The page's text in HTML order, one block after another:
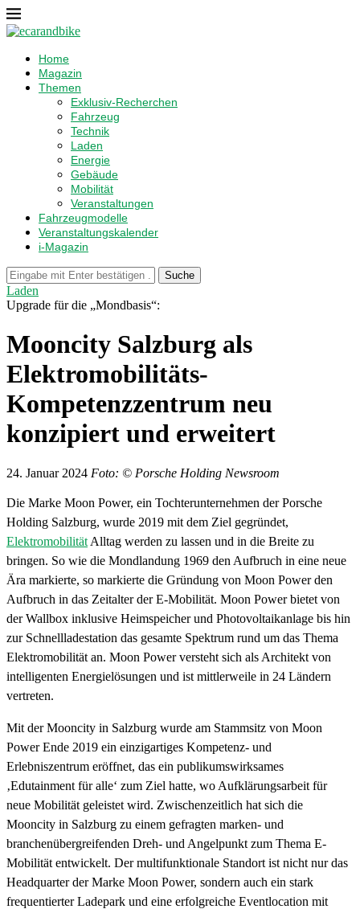
Home
Magazin
Themen
Exklusiv-Recherchen
Fahrzeug
Technik
Laden
Energie
Gebäude
Mobilität
Veranstaltungen
Fahrzeugmodelle
Veranstaltungskalender
i-Magazin
Suche
Laden
Upgrade für die „Mondbasis“:
Mooncity Salzburg als
Elektromobilitäts-
Kompetenzzentrum neu
konzipiert und erweitert
24. Januar 2024 Foto: © Porsche Holding Newsroom
Die Marke Moon Power, ein Tochterunternehmen der Porsche
Holding Salzburg, wurde 2019 mit dem Ziel gegründet,
Elektromobilität Alltag werden zu lassen und in die Breite zu
bringen. So wie die Mondlandung 1969 den Aufbruch in eine neue
Ära markierte, so markierte die Gründung von Moon Power den
Aufbruch in das Zeitalter der E-Mobilität. Moon Power bietet von
der Wallbox inklusive Heimspeicher und Photovoltaikanlage bis hin
zur Schnellladestation das gesamte Spektrum rund um das Thema
Elektromobilität an. Moon Power versteht sich als Architekt von
intelligenten Energielösungen und ist mittlerweile in 24 Ländern
vertreten.
Mit der Mooncity in Salzburg wurde am Stammsitz von Moon
Power Ende 2019 ein einzigartiges Kompetenz- und
Erlebniszentrum eröffnet, das ein publikumswirksames
‚Edutainment für alle‘ zum Ziel hatte, wo Aufklärungsarbeit für
neue Mobilität geleistet wird. Zwischenzeitlich hat sich die
Mooncity in Salzburg zu einem gefragten marken- und
branchenübergreifenden Dreh- und Angelpunkt zum Thema E-
Mobilität entwickelt. Der multifunktionale Standort ist nicht nur das
Headquarter der Marke Moon Power, sondern auch ein stark
frequentierter Ladepark und eine erfolgreiche Eventlocation mit